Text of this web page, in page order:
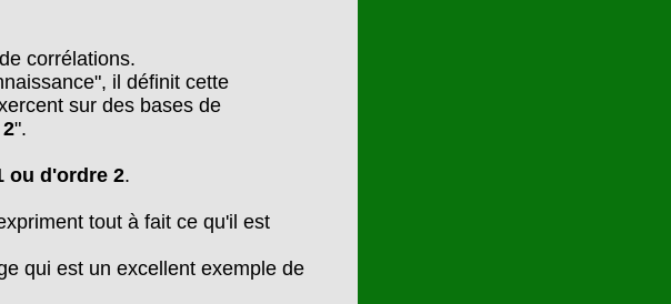
corrélations.
il définit cette
sur des bases de
".
ou d'ordre 2.
tout à fait ce qu'il est
qui est un excellent exemple de